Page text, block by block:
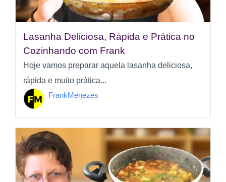
Lasanha Deliciosa, Rápida e Prática no
Cozinhando com Frank
Hoje vamos preparar aquela lasanha deliciosa,
rápida e muito prática...
FrankMenezes